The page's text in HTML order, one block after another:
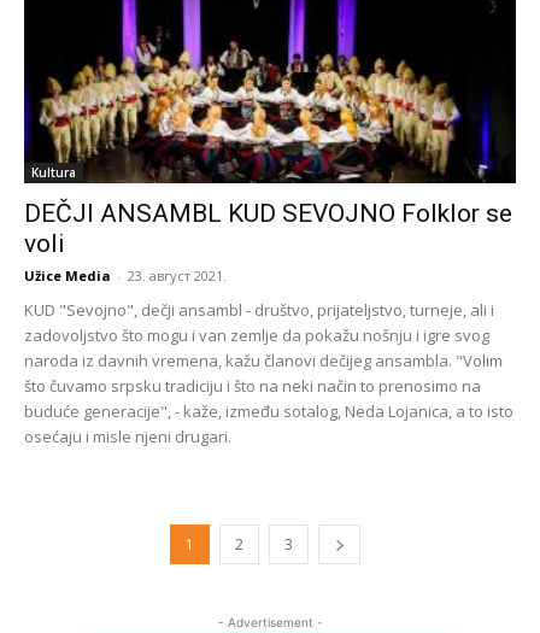
Kultura
DEČJI ANSAMBL KUD SEVOJNO Folklor se
voli
Užice Media - 23. август 2021.
KUD "Sevojno", dečji ansambl - društvo, prijateljstvo, turneje, ali i
zadovoljstvo što mogu i van zemlje da pokažu nošnju i igre svog
naroda iz davnih vremena, kažu članovi dečijeg ansambla. "Volim
što čuvamo srpsku tradiciju i što na neki način to prenosimo na
buduće generacije", - kaže, između sotalog, Neda Lojanica, a to isto
osećaju i misle njeni drugari.
1 2 3
- Advertisement -